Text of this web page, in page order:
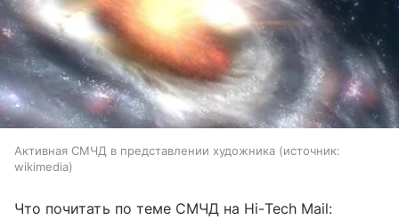
Активная СМЧД в представлении художника
источник:
wikimedia
Что почитать по теме СМЧД на Hi-Tech Mail: